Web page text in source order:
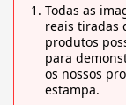
Todas as
reais tiradas
produtos
para
os nossos
estampa.